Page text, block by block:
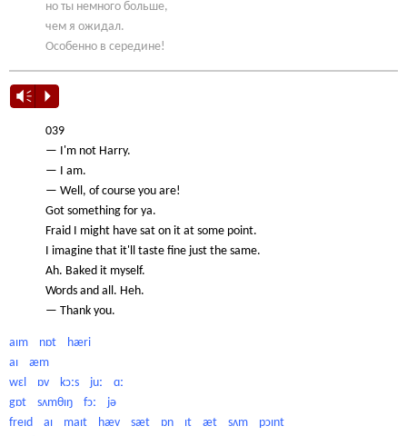
но ты немного больше,
чем я ожидал.
Особенно в середине!
Vm P
039
— I'm not Harry.
— I am.
— Well, of course you are!
Got something for ya.
Fraid I might have sat on it at some point.
I imagine that it'll taste fine just the same.
Ah. Baked it myself.
Words and all. Heh.
— Thank you.
aɪm nɒt hæri
aɪ æm
wɛl ɒv kɔːs juː ɑː
gɒt sʌmθɪŋ fɔː jə
freɪd aɪ maɪt hæv sæt ɒn ɪt æt sʌm pɔɪnt